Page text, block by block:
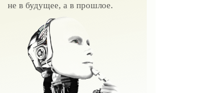
не в будущее, а в прошлое.